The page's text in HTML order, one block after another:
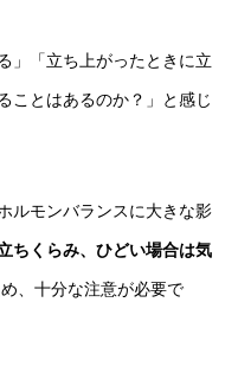
」「立ち上がったときに立
ことはあるのか？」と感じ
ルモンバランスに大きな影
ちくらみ、ひどい場合は気
、十分な注意が必要で